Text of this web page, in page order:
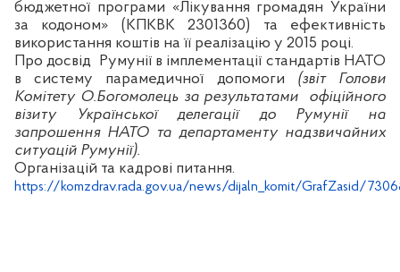
бюджетної програми «Лікування громадян України
за кодоном» (КПКВК 2301360) та ефективність
використання коштів на її реалізацію у 2015 році.
Про досвід
Румунії в імплементації стандартів НАТО
в систему парамедичної допомоги (звіт Голови
Комітету О.Богомолець за результатами
офіційного
візиту Української делегації до Румунії на
запрошення НАТО та департаменту надзвичайних
ситуацій Румунії).
Організацій та кадрові питання.
https://komzdrav.rada.gov.ua/news/dijaln_komit/GrafZasid/